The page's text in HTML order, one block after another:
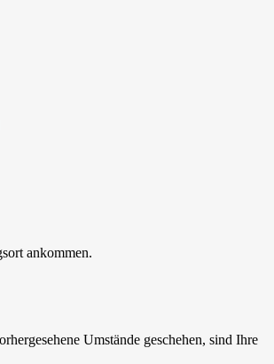
ankommen.
Umstände geschehen, sind Ihre